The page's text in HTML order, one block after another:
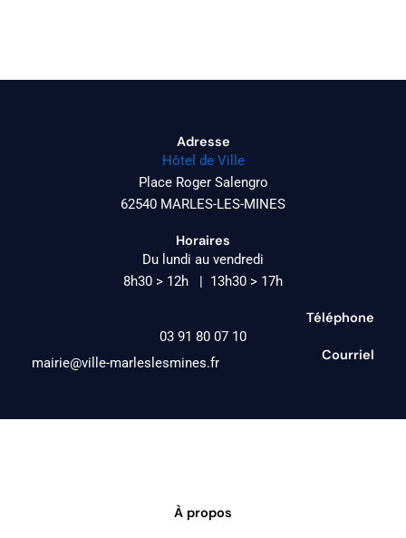
Adresse
Hôtel de Ville
Place Roger Salengro
62540 MARLES-LES-MINES
Horaires
Du lundi au vendredi
8h30 > 12h | 13h30 > 17h
Téléphone
03 91 80 07 10
Courriel
mairie@ville-marleslesmines.fr
À propos